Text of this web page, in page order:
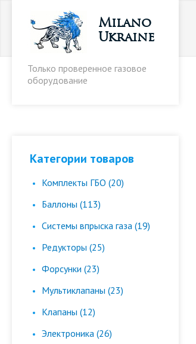
Milano
Ukraine
Только проверенное газовое
оборудование
Категории товаров
Комплекты ГБО (20)
Баллоны (113)
Cистемы впрыска газа (19)
Редукторы (25)
Форсунки (23)
Мультиклапаны (23)
Клапаны (12)
Электроника (26)